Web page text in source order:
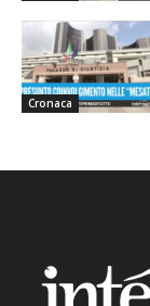
Cronaca